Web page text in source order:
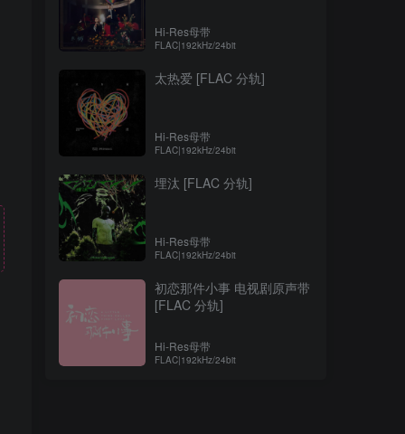
Hi-Res母带
FLAC|192kHz/24bit
太热爱 [FLAC 分轨]
Hi-Res母带
FLAC|192kHz/24bit
埋汰 [FLAC 分轨]
Hi-Res母带
FLAC|192kHz/24bit
初恋那件小事 电视剧原声带
[FLAC 分轨]
Hi-Res母带
FLAC|192kHz/24bit